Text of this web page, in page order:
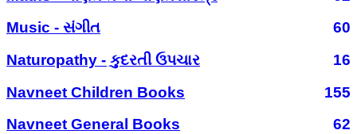
Music - સંગીત
60
Naturopathy - કુદરતી ઉપચાર
16
Navneet Children Books
155
Navneet General Books
62